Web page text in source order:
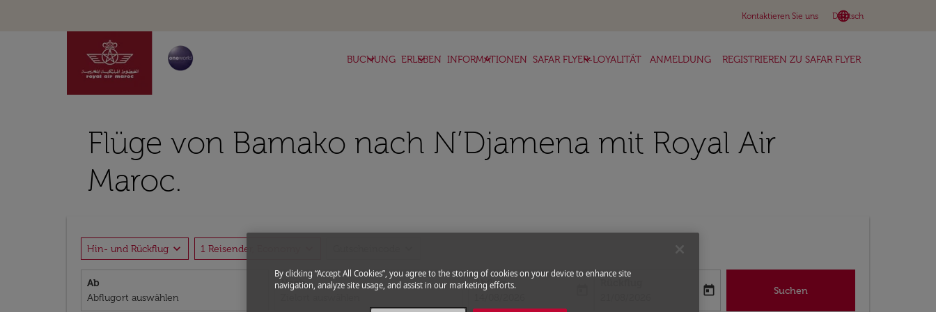
Kontaktieren Sie uns language
Deutsch
keyboard_arrow_down
BUCHUNG
keyboard_arrow_down ERLEBEN
keyboard_arrow_down INFORMATIONEN
keyboard_arrow_down SAFAR FLYER-LOYALITÄT
keyboard_arrow_down ANMELDUNG REGISTRIEREN ZU SAFAR FLYER
Flüge von Bamako nach N’Djamena mit Royal Air
Maroc.
Hin- und Rückflug expand_more 1 Reisender, Economy
Ab Nach
Abflug
fc-booking-return-date-aria-label
today Suchen
By clicking “Accept All Cookies”, you agree to the storing of cookies on your device to enhance site
navigation, analyze site usage, and assist in our marketing efforts.